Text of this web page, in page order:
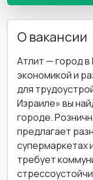
О вакансии
Атлит — город
экономикой и
для
Израиле» вы
городе.
предлагает
супермаркетах
требует